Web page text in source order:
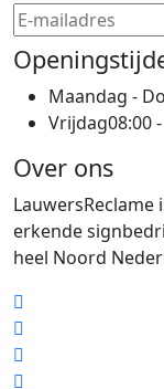
Maandag -
Vrijdag08:00
Over ons
erkende
heel Noord